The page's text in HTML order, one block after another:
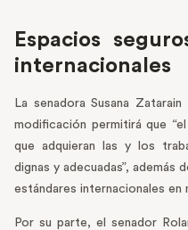
Espacios
internacionales
La senadora Susana
modificación permitirá que “el
que adquieran las y los
dignas y adecuadas”,
estándares internacionales en
Por su parte, el senador